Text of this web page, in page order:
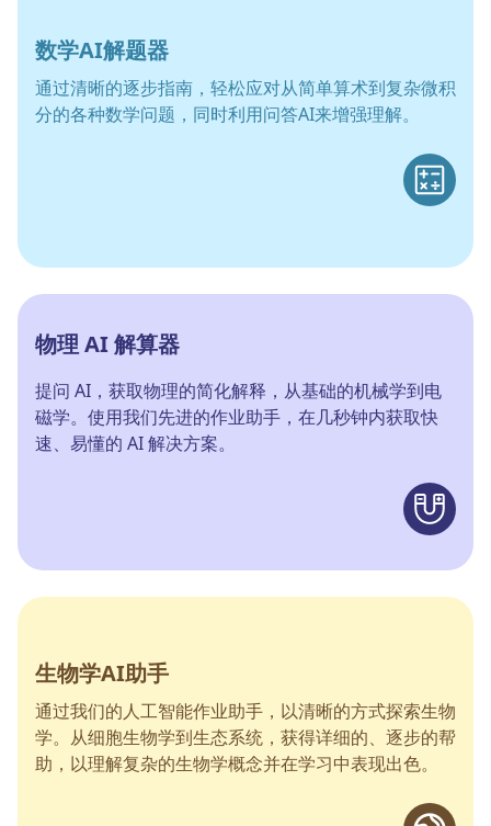
数学AI解题器
通过清晰的逐步指南，轻松应对从简单算术到复杂微积
分的各种数学问题，同时利用问答AI来增强理解。
物理 AI 解算器
提问 AI，获取物理的简化解释，从基础的机械学到电
磁学。使用我们先进的作业助手，在几秒钟内获取快
速、易懂的 AI 解决方案。
生物学AI助手
通过我们的人工智能作业助手，以清晰的方式探索生物
学。从细胞生物学到生态系统，获得详细的、逐步的帮
助，以理解复杂的生物学概念并在学习中表现出色。